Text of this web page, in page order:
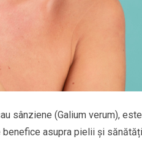
sânziene (Galium verum),
benefice asupra pielii și